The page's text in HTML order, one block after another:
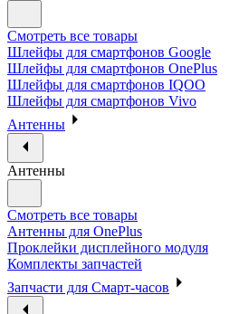
Смотреть все товары
Шлейфы для смартфонов Google
Шлейфы для смартфонов OnePlus
Шлейфы для смартфонов IQOO
Шлейфы для смартфонов Vivo
Антенны
Антенны
Смотреть все товары
Антенны для OnePlus
Проклейки дисплейного модуля
Комплекты запчастей
Запчасти для Смарт-часов